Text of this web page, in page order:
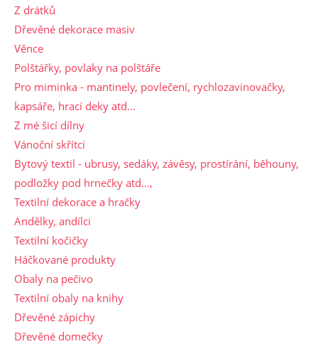
Z drátků
Dřevěné dekorace masiv
Věnce
Polštářky, povlaky na polštáře
Pro miminka - mantinely, povlečení, rychlozavinovačky,
kapsáře, hrací deky atd...
Z mé šicí dílny
Vánoční skřítci
Bytový textil - ubrusy, sedáky, závěsy, prostírání, běhouny,
podložky pod hrnečky atd...,
Textilní dekorace a hračky
Andělky, andílci
Textilní kočičky
Háčkované produkty
Obaly na pečivo
Textilní obaly na knihy
Dřevěné zápichy
Dřevěné domečky